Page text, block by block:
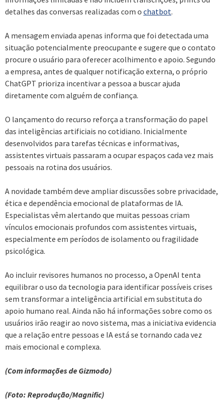
detalhes das conversas realizadas com o chatbot.
A mensagem enviada apenas informa que foi detectada uma
situação potencialmente preocupante e sugere que o contato
procure o usuário para oferecer acolhimento e apoio. Segundo
a empresa, antes de qualquer notificação externa, o próprio
ChatGPT prioriza incentivar a pessoa a buscar ajuda
diretamente com alguém de confiança.
O lançamento do recurso reforça a transformação do papel
das inteligências artificiais no cotidiano. Inicialmente
desenvolvidos para tarefas técnicas e informativas,
assistentes virtuais passaram a ocupar espaços cada vez mais
pessoais na rotina dos usuários.
A novidade também deve ampliar discussões sobre privacidade,
ética e dependência emocional de plataformas de IA.
Especialistas vêm alertando que muitas pessoas criam
vínculos emocionais profundos com assistentes virtuais,
especialmente em períodos de isolamento ou fragilidade
psicológica.
Ao incluir revisores humanos no processo, a OpenAI tenta
equilibrar o uso da tecnologia para identificar possíveis crises
sem transformar a inteligência artificial em substituta do
apoio humano real. Ainda não há informações sobre como os
usuários irão reagir ao novo sistema, mas a iniciativa evidencia
que a relação entre pessoas e IA está se tornando cada vez
mais emocional e complexa.
(Com informações de Gizmodo)
(Foto: Reprodução/Magnific)